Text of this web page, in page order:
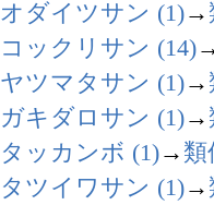
オダイツサン (1)→
コックリサン (14)
ヤツマタサン (1)→
ガキダロサン (1)→
タッカンボ (1)→ 類
タツイワサン (1)→